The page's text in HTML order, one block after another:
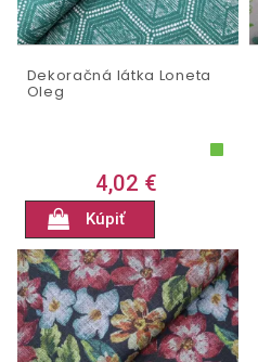
Dekoračná látka Loneta
Oleg
4,02 €
Kúpiť